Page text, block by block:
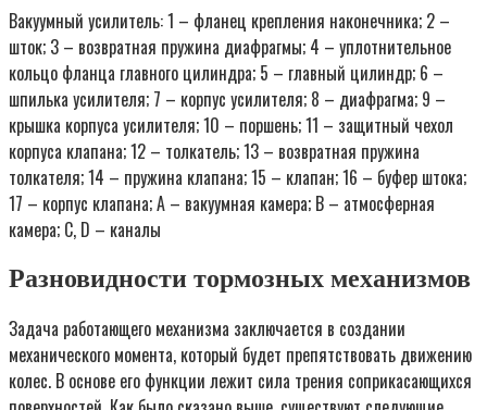
Вакуумный усилитель: 1 – фланец крепления наконечника; 2 –
шток; 3 – возвратная пружина диафрагмы; 4 – уплотнительное
кольцо фланца главного цилиндра; 5 – главный цилиндр; 6 –
шпилька усилителя; 7 – корпус усилителя; 8 – диафрагма; 9 –
крышка корпуса усилителя; 10 – поршень; 11 – защитный чехол
корпуса клапана; 12 – толкатель; 13 – возвратная пружина
толкателя; 14 – пружина клапана; 15 – клапан; 16 – буфер штока;
17 – корпус клапана; А – вакуумная камера; В – атмосферная
камера; С, D – каналы
Разновидности тормозных механизмов
Задача работающего механизма заключается в создании
механического момента, который будет препятствовать движению
колес. В основе его функции лежит сила трения соприкасающихся